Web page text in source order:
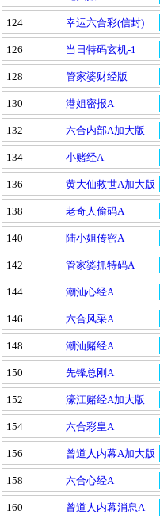
124 幸运六合彩(信封)
126 当日特码玄机-1
128 管家婆财经版
130 港姐密报A
132 六合内部A加大版
134 小赌经A
136 黄大仙救世A加大版
138 老奇人偷码A
140 陆小姐传密A
142 管家婆抓特码A
144 潮汕心经A
146 六合风采A
148 潮汕赌经A
150 先锋总刚A
152 濠江赌经A加大版
154 六合彩皇A
156 曾道人内幕A加大版
158 六合心经A
160 曾道人内幕消息A